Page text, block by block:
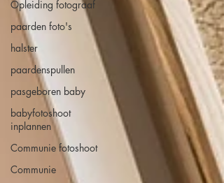
Opleiding fotograaf
paarden foto's
halster
paardenspullen
pasgeboren baby
babyfotoshoot
inplannen
Communie fotoshoot
Communie